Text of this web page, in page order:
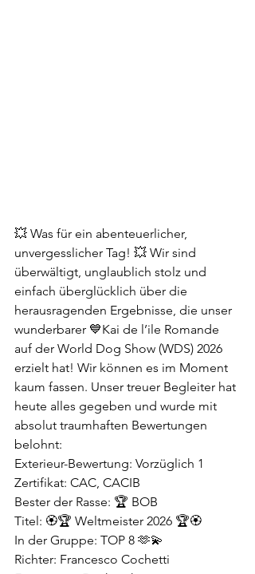
💥 Was für ein abenteuerlicher,
unvergesslicher Tag! 💥 Wir sind
überwältigt, unglaublich stolz und
einfach überglücklich über die
herausragenden Ergebnisse, die unser
wunderbarer 💙Kai de l’ile Romande
auf der World Dog Show (WDS) 2026
erzielt hat! Wir können es im Moment
kaum fassen. Unser treuer Begleiter hat
heute alles gegeben und wurde mit
absolut traumhaften Bewertungen
belohnt:
Exterieur-Bewertung: Vorzüglich 1
Zertifikat: CAC, CACIB
Bester der Rasse: 🏆 BOB
Titel: 🏵️🏆 Weltmeister 2026 🏆🏵️
In der Gruppe: TOP 8 🫶💫
Richter: Francesco Cochetti